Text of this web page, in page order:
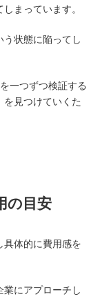
まっています。
う状態に陥ってし
一つずつ検証する
を見つけていくた
の目安
具体的に費用感を
業にアプローチし